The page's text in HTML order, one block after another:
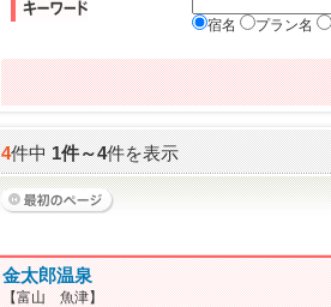
宿名 プラン名
4件中1件～4件を表示
金太郎温泉
【富山 魚津】